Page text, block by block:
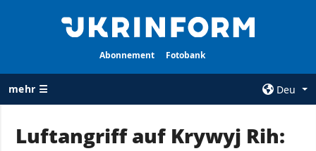
Abonnement Fotobank
mehr ☰
Deu
Luftangriff auf Krywyj Rih: